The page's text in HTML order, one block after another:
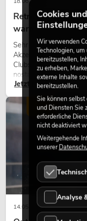
Retro-Licht im
warmes Licht
Sehr warmes Licht,
Akzente prägen viele
Clubs und bei Events.
nostalgischer Effekt,
Gestaltungsmittel: Es
Charakter und kann
wirken lassen.
Jetzt lesen
14.05.2026
LICHT
Cookies
Wir verwenden
Technologien,
bereitzustellen,
zu erheben,
externe Inhalte
bereitzustellen.
Sie können
und Diensten Sie
erforderliche
nicht deaktiviert
Weitergehende
unserer
Analyse